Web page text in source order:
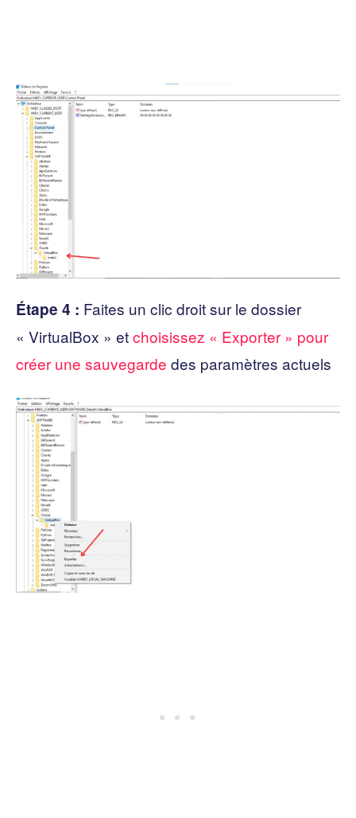
Étape 4 : Faites un clic droit sur le dossier
« VirtualBox » etchoisissez « Exporter » pour
créer une sauvegarde des paramètres actuels